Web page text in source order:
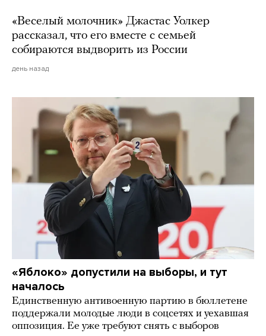
«Веселый молочник» Джастас Уолкер
рассказал, что его вместе с семьей
собираются выдворить из России
день назад
«Яблоко» допустили на выборы, и тут
началось
Единственную антивоенную партию в бюллетене
поддержали молодые люди в соцсетях и уехавшая
оппозиция. Ее уже требуют снять с выборов